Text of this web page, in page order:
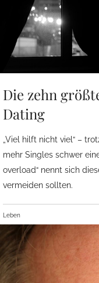
Die zehn
Dating
„Viel hilft nicht viel“ –
mehr Singles schwer
overload“ nennt sich
vermeiden sollten.
Leben